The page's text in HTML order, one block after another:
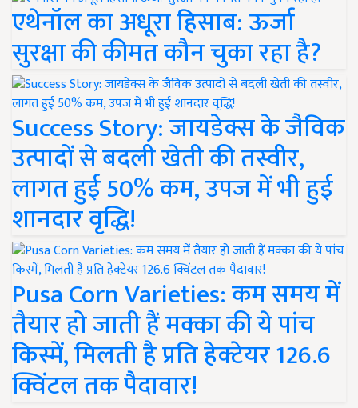
एथेनॉल का अधूरा हिसाब: ऊर्जा
सुरक्षा की कीमत कौन चुका रहा है?
Success Story: जायडेक्स के जैविक
उत्पादों से बदली खेती की तस्वीर,
लागत हुई 50% कम, उपज में भी हुई
शानदार वृद्धि!
Pusa Corn Varieties: कम समय में
तैयार हो जाती हैं मक्का की ये पांच
किस्में, मिलती है प्रति हेक्टेयर 126.6
क्विंटल तक पैदावार!